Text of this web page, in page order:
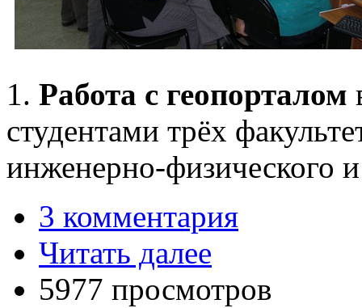
1. Работа с геопорталом
студентами трёх
инженерно-физического
3 комментария
Читать далее
5977 просмотров